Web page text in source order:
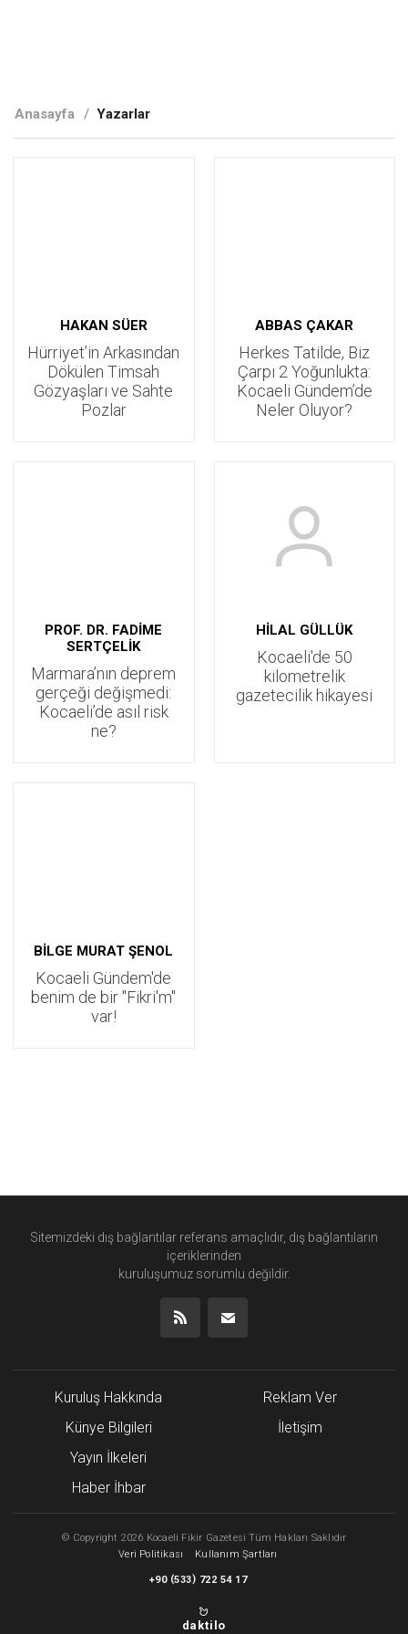
Anasayfa / Yazarlar
HAKAN SÜER
Hürriyet’in Arkasından
Dökülen Timsah
Gözyaşları ve Sahte
Pozlar
ABBAS ÇAKAR
Herkes Tatilde, Biz
Çarpı 2 Yoğunlukta:
Kocaeli Gündem’de
Neler Oluyor?
PROF. DR. FADİME
SERTÇELİK
Marmara’nın deprem
gerçeği değişmedi:
Kocaeli’de asıl risk
ne?
HİLAL GÜLLÜK
Kocaeli'de 50
kilometrelik
gazetecilik hikayesi
BİLGE MURAT ŞENOL
Kocaeli Gündem'de
benim de bir "Fikri'm"
var!
Sitemizdeki dış bağlantılar referans amaçlıdır, dış bağlantıların
içeriklerinden
kuruluşumuz sorumlu değildir.
Kuruluş Hakkında
Künye Bilgileri
Yayın İlkeleri
Haber İhbar
Reklam Ver
İletişim
© Copyright 2026 Kocaeli Fikir Gazetesi Tüm Hakları Saklıdır
Veri Politikası
Kullanım Şartları
+90 (533) 722 54 17
daktilo